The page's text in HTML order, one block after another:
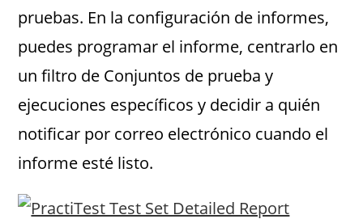
pruebas. En la configuración de informes,
puedes programar el informe, centrarlo en
un filtro de Conjuntos de prueba y
ejecuciones específicos y decidir a quién
notificar por correo electrónico cuando el
informe esté listo.